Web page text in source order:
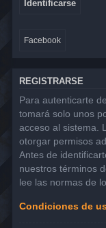
Facebook
REGISTRARSE
Para autenticarte
tomará solo unos
acceso al sistema.
otorgar permisos
Antes de
nuestros términos
lee las normas de
Condiciones de